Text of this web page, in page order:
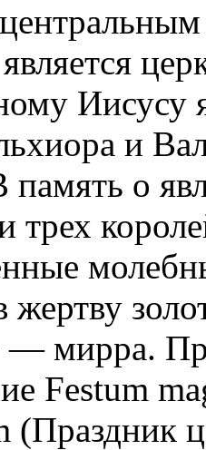
Иисусу
и
о
трех
жертву
— мирра.
Festum
(Праздник